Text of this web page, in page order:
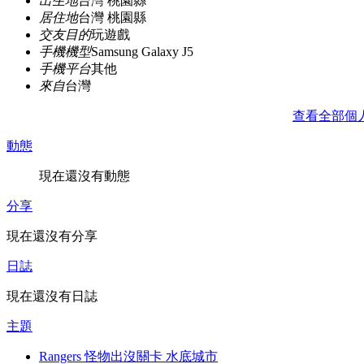
居住地台灣 桃園縣
交友目的玩遊戲
手機機型Samsung Galaxy J5
手機平台其他
來自台灣
查看全部個
動態
現在還沒有動態
分享
現在還沒有分享
日誌
現在還沒有日誌
主題
Rangers 怪物出沒關卡 水底城市